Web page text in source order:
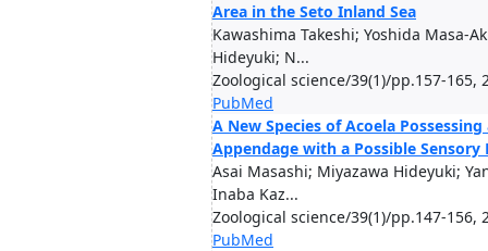
Area in the Seto Inland Sea
Kawashima Takeshi; Yoshida Masa-
Hideyuki; N...
Zoological science/39(1)/pp.157-165,
PubMed
A New Species of Acoela
Appendage with a Possible Sensory
Asai Masashi; Miyazawa Hideyuki;
Inaba Kaz...
Zoological science/39(1)/pp.147-156,
PubMed